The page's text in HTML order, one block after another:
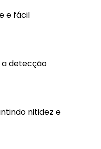
e fácil
detecção
nitidez e